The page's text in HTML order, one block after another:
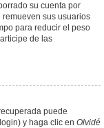
su cuenta por
sus usuarios
para reducir el peso
de las
puede
y haga clic en Olvidé